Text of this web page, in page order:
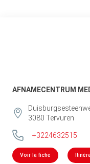
AFNAMECENTRUM
3080 Tervuren
+3224632515
Voir la fiche